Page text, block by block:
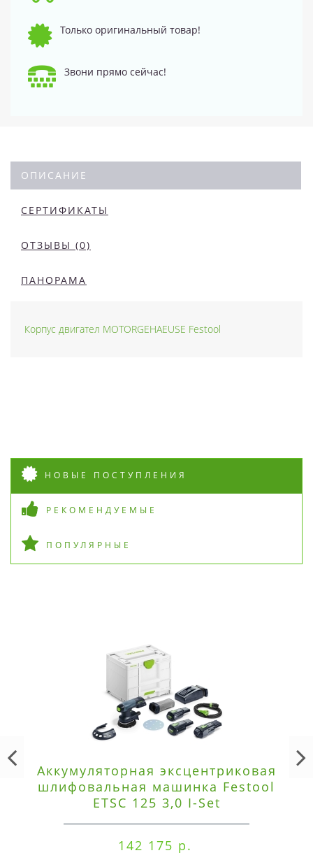
Только оригинальный товар!
Звони прямо сейчас!
ОПИСАНИЕ
СЕРТИФИКАТЫ
ОТЗЫВЫ (0)
ПАНОРАМА
Корпус двигател MOTORGEHAEUSE Festool
НОВЫЕ ПОСТУПЛЕНИЯ
РЕКОМЕНДУЕМЫЕ
ПОПУЛЯРНЫЕ
Аккумуляторная эксцентриковая
шлифовальная машинка Festool
ETSC 125 3,0 I-Set
142 175 р.